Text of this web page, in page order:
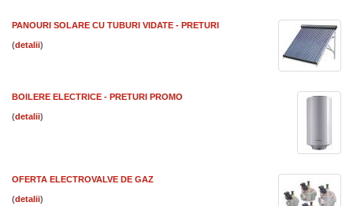
PANOURI SOLARE CU TUBURI VIDATE - PRETURI
( )
BOILERE ELECTRICE - PRETURI PROMO
( )
OFERTA ELECTROVALVE DE GAZ
( )